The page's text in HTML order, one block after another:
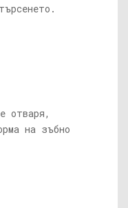
отваря,
на зъбно